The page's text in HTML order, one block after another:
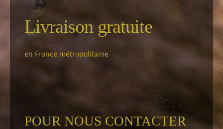
Livraison gratuite
en France métropolitaine
POUR NOUS CONTACTER